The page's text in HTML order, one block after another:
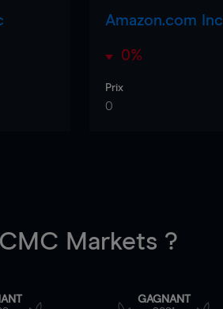
Amazon.com Inc
0%
Prix
0
Markets ?
GAGNANT